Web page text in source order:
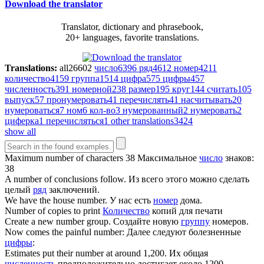
Download the translator
Translator, dictionary and phrasebook,
20+ languages, favorite translations.
Translations: all26602 число6396 ряд4612 номер4211
количество4159 группа1514 цифра575 цифры457
численность391 номерной238 размер195 круг144 считать105
выпуск57 пронумеровать41 перечислять41 насчитывать20
нумероваться7 ном6 кол-во3 нумерованный2 нумеровать2
циферка1 перечисляться1 other translations3424
show all
Maximum numberof characters 38 Максимальное число знаков:
38
Anumberof conclusions follow. Из всего этого можно сделать
целый ряд заключений.
We have the house number. У нас есть номер дома.
Numberof copies to print Количество копий для печати
Create a new numbergroup. Создайте новую группу номеров.
Now comes the painful number: Далее следуют болезненные
цифры:
Estimates put theirnumberat around 1,200. Их общая